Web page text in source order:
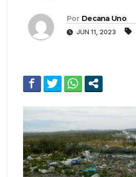
Por Decana Uno
JUN 11, 2023